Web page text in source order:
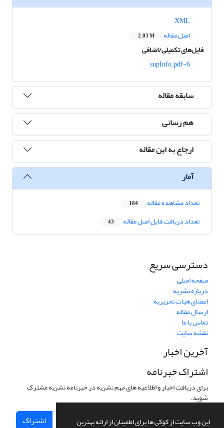
این وب سایت از کوکی ها برای اطمینان از ارائه بهترین
اصل مقاله
2.03 M
فایل‌های تکمیلی/اضافی
6-supInfo.pdf
سابقه مقاله
هم رسانی
ارجاع به این مقاله
آمار
تعداد مشاهده مقاله 184
تعداد دریافت فایل اصل مقاله 43
دسترسی سریع
صفحه اصلی
درباره نشریه
اعضای هیات تحریریه
ارسال مقاله
تماس با ما
نقشه سایت
آخرین اخبار
اشتراک خبرنامه
برای دریافت اخبار و اطلاعیه های مهم نشریه در خبرنامه نشریه مشترک
شوید.
اشتراک